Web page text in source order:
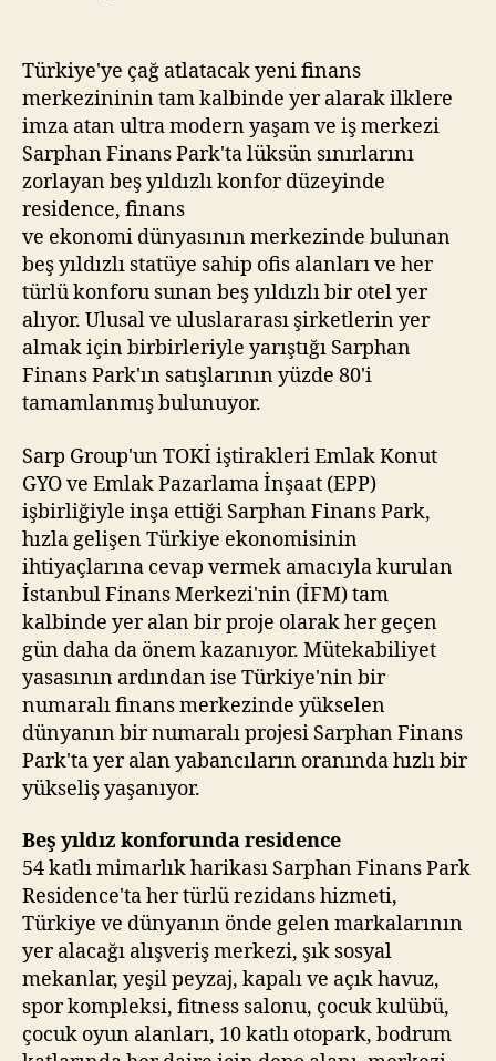
Türkiye'ye çağ atlatacak yeni finans
merkezininin tam kalbinde yer alarak ilklere
imza atan ultra modern yaşam ve iş merkezi
Sarphan Finans Park'ta lüksün sınırlarını
zorlayan beş yıldızlı konfor düzeyinde
residence, finans
ve ekonomi dünyasının merkezinde bulunan
beş yıldızlı statüye sahip ofis alanları ve her
türlü konforu sunan beş yıldızlı bir otel yer
alıyor. Ulusal ve uluslararası şirketlerin yer
almak için birbirleriyle yarıştığı Sarphan
Finans Park'ın satışlarının yüzde 80'i
tamamlanmış bulunuyor.
Sarp Group'un TOKİ iştirakleri Emlak Konut
GYO ve Emlak Pazarlama İnşaat (EPP)
işbirliğiyle inşa ettiği Sarphan Finans Park,
hızla gelişen Türkiye ekonomisinin
ihtiyaçlarına cevap vermek amacıyla kurulan
İstanbul Finans Merkezi'nin (İFM) tam
kalbinde yer alan bir proje olarak her geçen
gün daha da önem kazanıyor. Mütekabiliyet
yasasının ardından ise Türkiye'nin bir
numaralı finans merkezinde yükselen
dünyanın bir numaralı projesi Sarphan Finans
Park'ta yer alan yabancıların oranında hızlı bir
yükseliş yaşanıyor.
Beş yıldız konforunda residence
54 katlı mimarlık harikası Sarphan Finans Park
Residence'ta her türlü rezidans hizmeti,
Türkiye ve dünyanın önde gelen markalarının
yer alacağı alışveriş merkezi, şık sosyal
mekanlar, yeşil peyzaj, kapalı ve açık havuz,
spor kompleksi, fitness salonu, çocuk kulübü,
çocuk oyun alanları, 10 katlı otopark, bodrum